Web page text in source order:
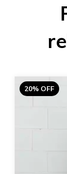
20% OFF